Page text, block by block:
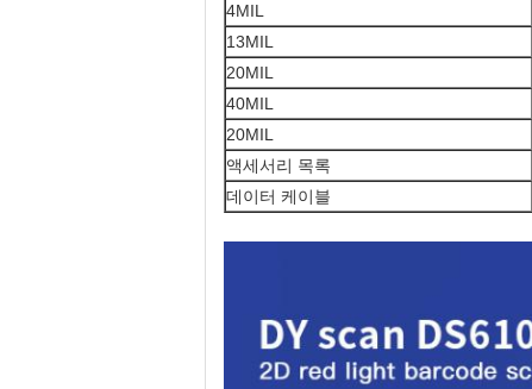
4MIL
13MIL
20MIL
40MIL
20MIL
액세서리 목록
데이터 케이블